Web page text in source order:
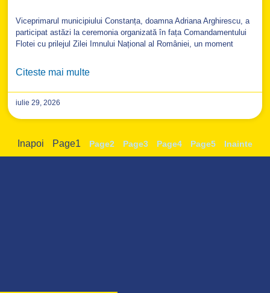
Viceprimarul municipiului Constanța, doamna Adriana Arghirescu, a
participat astăzi la ceremonia organizată în fața Comandamentului
Flotei cu prilejul Zilei Imnului Național al României, un moment
Citeste mai multe
iulie 29, 2026
Inapoi Page1 Page2 Page3 Page4 Page5 Inainte